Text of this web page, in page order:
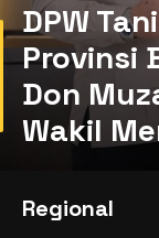
DPW
Provinsi
Don
Wakil
Regional